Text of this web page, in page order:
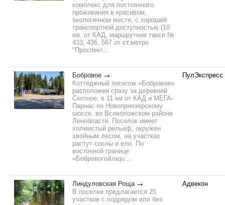
комплекс для постоянного
проживания в красивом,
экологичном месте, с хорошей
транспортной доступностью (10
км. от КАД, маршрутное такси №
433, 436, 567 от ст.метро
"Проспект...
Бобровое
Коттеджный поселок «Бобровое»
расположен сразу за деревней
Скотное, в 11 км от КАД и МЕГА-
Парнас по Новоприозерскому
шоссе, во Всеволожском районе
Ленобласти. Поселок имеет
холмистый рельеф, окружен
хвойным лесом, на участках
растут сосны и ели. По
восточной границе
«Бобрового&raqu...
ПулЭкспресс
Линдуловская Роща
В поселке предлагается 25
участков с подрядом или без
Адвекон